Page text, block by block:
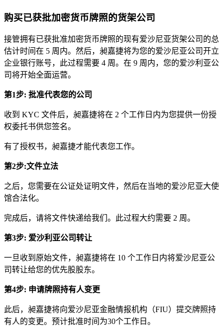
购买已获批加密货币牌照的货架公司
接管拥有已获批准加密货币牌照的现有爱沙尼亚货架公司的总
估计时间在 5 周内。然后，昶嘉捷将为您的爱沙尼亚公司开立
企业银行账号，此过程需要 4 周。在 9 周内，您的爱沙利亚公
司将开始全面运营。
第1步: 批准代表您的公司
收到 KYC 文件后，昶嘉捷将在 2 个工作日内为您提供一份授
权委托书供您签名。
有了授权书，昶嘉捷才能代表您工作。
第2步:文件立法
之后，您需要在公证处证明文件，然后在当地的爱沙尼亚大使
馆合法化。
完成后，请将文件快递给我们。此过程大约需要 2 周。
第3步: 爱沙利亚公司转让
一旦收到原始文件，昶嘉捷将在 10 个工作日内将爱沙尼亚公
司转让给您的优先股股东。
第4步: 申请牌照持有人变更
此后，昶嘉捷将向爱沙尼亚金融情报机构（FIU）提交牌照持
有人的变更。预计批准时间为30个工作日。